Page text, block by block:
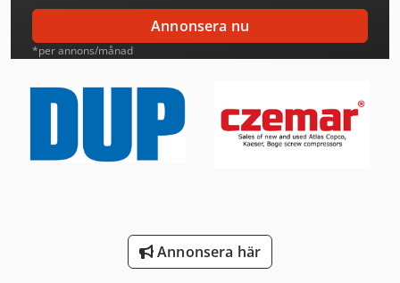
Linde Reachstacker
Man Tipper
Mann Hummel Filter
Mark Kompressorer
Mercedes Benz Tipper
Schneider Controller
Annonsera nu
*per annons/månad
Annonsera här